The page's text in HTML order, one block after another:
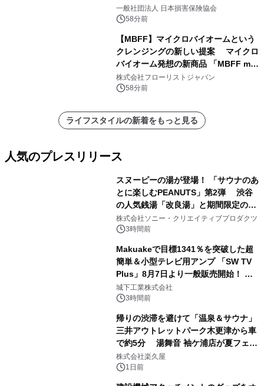
調査」を実施、 認知度の低さも浮き彫
りに～
一般社団法人 日本損害保険協会
58分前
【MBFF】マイクロバイオームという
クレンジングの新しい提案 マイクロ
バイオーム発想の新商品 「MBFF mb
クレンジングPRO」を2026年8月6日
発売
株式会社フローリストジャパン
58分前
ライフスタイルの新着をもっと見る
人気のプレスリリース
スヌーピーの湯が登場！ 「サウナのあ
とに楽しむPEANUTS」第2弾 渋谷
の人気銭湯「改良湯」と期間限定のコ
ラボレーション サウナイキタイコラ
ボグッズも発売決定！
株式会社ソニー・クリエイティブプロダクツ
3時間前
Makuakeで目標1341％を突破した超
簡単＆小型テレビ用アンプ 「SW TV
Plus」8月7日より一般販売開始！ ケ
ーブル1本つなぐだけ、テレビの音が
ぐっと豊かに
城下工業株式会社
3時間前
帰りの渋滞を避けて「温泉＆サウナ」
三井アウトレットパーク木更津から車
で約5分 湯舞音 袖ケ浦店が夏フェア
メニューを提供
株式会社楽久屋
1日前